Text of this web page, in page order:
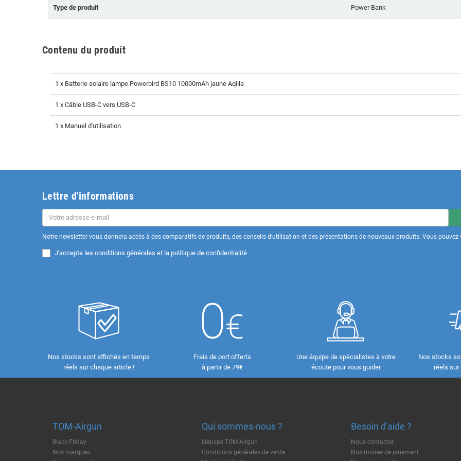
Type de produit Power Bank
Contenu du produit
1 x Batterie solaire lampe Powerbird BS10 10000mAh jaune Aqiila
1 x Câble USB-C vers USB-C
1 x Manuel d'utilisation
Lettre d'informations
Notre newsletter vous donnera accès à des comparatifs de produits, des conseils d'utilisation et des présentations de nouveaux produits. Vous
J'accepte les conditions générales et la politique de confidentialité
Nos stocks sont affichés en temps
réels sur chaque article !
Frais de port offerts
à partir de 79€
Une équipe de spécialistes à votre
écoute pour vous guider
Nos stocks
réels sur
TOM-Airgun
Black Friday
Nos marques
Qui sommes-nous ?
L'équipe TOM-Airgun
Conditions générales de vente
Besoin d'aide ?
Nous contacter
Nos modes de paiement